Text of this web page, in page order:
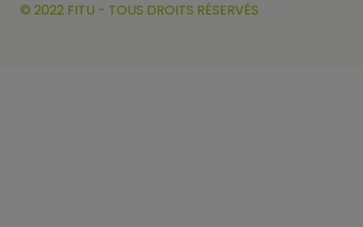
© 2022 FITU - TOUS DROITS RÉSERVÉS